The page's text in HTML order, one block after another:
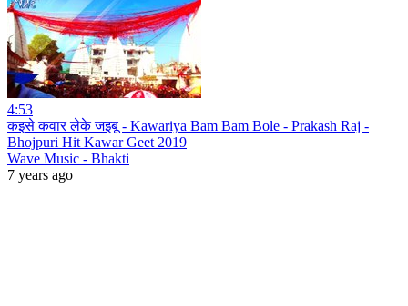
4:53
कइसे कवार लेके जइबू - Kawariya Bam Bam Bole - Prakash Raj -
Bhojpuri Hit Kawar Geet 2019
Wave Music - Bhakti
7 years ago